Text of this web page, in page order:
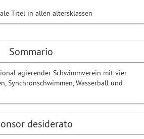
Sommario
agierender Schwimmverein mit vier
Synchronschwimmen, Wasserball und
desiderato
Titel in allen altersklassen